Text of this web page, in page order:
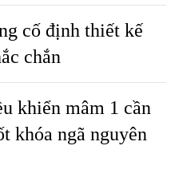
cố định thiết kế
chắn
khiển mâm 1 cần
khóa ngã nguyên